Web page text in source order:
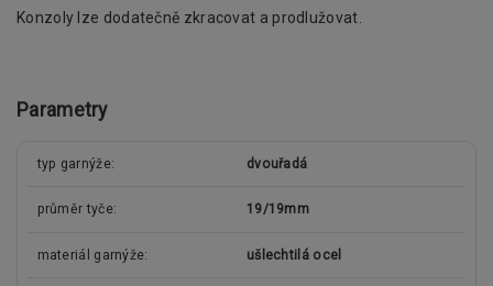
Konzoly lze dodatečně zkracovat a prodlužovat.
Parametry
typ garnýže dvouřadá
průměr tyče 19/19mm
materiál garnýže ušlechtilá ocel